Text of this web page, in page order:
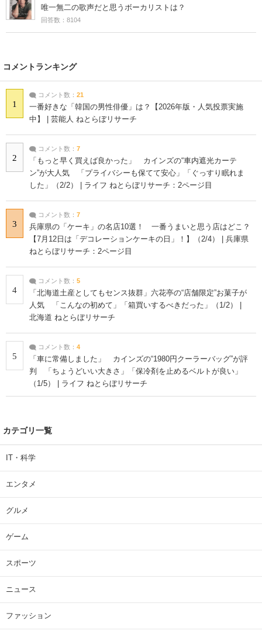
唯一無二の歌声だと思うボーカリストは？
回答数：8104
コメントランキング
1
コメント数： 21
一番好きな「韓国の男性俳優」は？【2026年版・人気投票実施
中】 | 芸能人 ねとらぼリサーチ
2
コメント数： 7
「もっと早く買えば良かった」 カインズの“車内遮光カーテ
ン”が大人気 「プライバシーも保てて安心」「ぐっすり眠れま
した」（2/2） | ライフ ねとらぼリサーチ：2ページ目
3
コメント数： 7
兵庫県の「ケーキ」の名店10選！ 一番うまいと思う店はどこ？
【7月12日は「デコレーションケーキの日」！】（2/4） | 兵庫県
ねとらぼリサーチ：2ページ目
4
コメント数： 5
「北海道土産としてもセンス抜群」六花亭の“店舗限定”お菓子が
人気 「こんなの初めて」「箱買いするべきだった」（1/2） |
北海道 ねとらぼリサーチ
5
コメント数： 4
「車に常備しました」 カインズの“1980円クーラーバッグ”が評
判 「ちょうどいい大きさ」「保冷剤を止めるベルトが良い」
（1/5） | ライフ ねとらぼリサーチ
カテゴリ一覧
IT・科学
エンタメ
グルメ
ゲーム
スポーツ
ニュース
ファッション